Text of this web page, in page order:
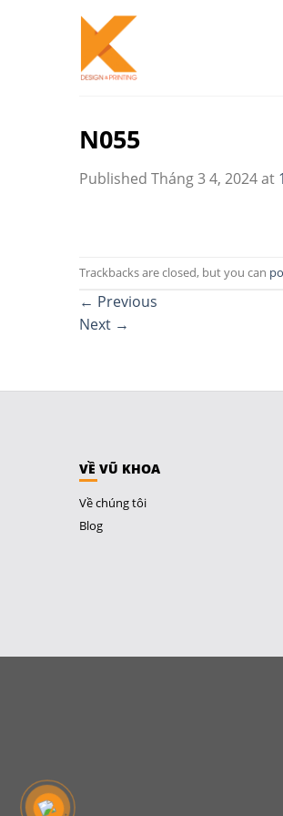
N055
Published Tháng 3 4, 2024at
Trackbacks are closed, but you can
← Previous
Next →
VỀ VŨ KHOA
Về chúng tôi
Blog